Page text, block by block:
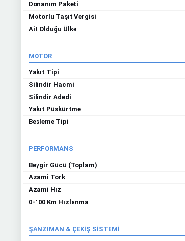
Donanım Paketi
Motorlu Taşıt Vergisi
Ait Olduğu Ülke
MOTOR
Yakıt Tipi
Silindir Hacmi
Silindir Adedi
Yakıt Püskürtme
Besleme Tipi
PERFORMANS
Beygir Gücü (Toplam)
Azami Tork
Azami Hız
0-100 Km Hızlanma
ŞANZIMAN & ÇEKİŞ SİSTEMİ